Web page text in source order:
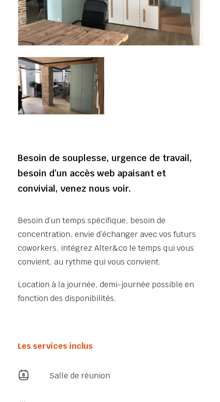
Besoin de souplesse, urgence de travail,
besoin d’un accès web apaisant et
convivial, venez nous voir.
Besoin d’un temps spécifique, besoin de
concentration, envie d’échanger avec vos futurs
coworkers, intégrez Alter&co le temps qui vous
convient, au rythme qui vous convient.
Location à la journée, demi-journée possible en
fonction des disponibilités.
Les services inclus
Salle de réunion